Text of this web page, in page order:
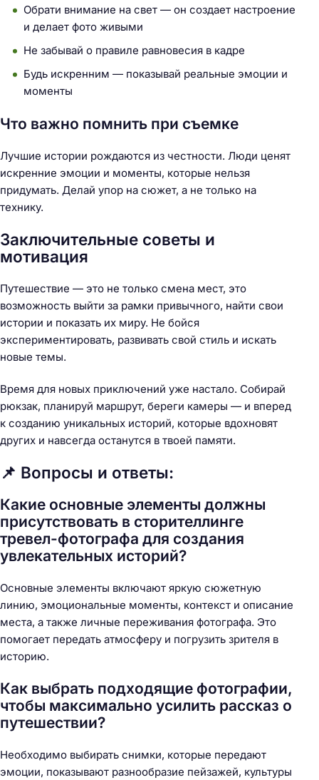
Обрати внимание на свет — он создает настроение
и делает фото живыми
Не забывай о правиле равновесия в кадре
Будь искренним — показывай реальные эмоции и
моменты
Что важно помнить при съемке
Лучшие истории рождаются из честности. Люди ценят
искренние эмоции и моменты, которые нельзя
придумать. Делай упор на сюжет, а не только на
технику.
Заключительные советы и
мотивация
Путешествие — это не только смена мест, это
возможность выйти за рамки привычного, найти свои
истории и показать их миру. Не бойся
экспериментировать, развивать свой стиль и искать
новые темы.
Время для новых приключений уже настало. Собирай
рюкзак, планируй маршрут, береги камеры — и вперед
к созданию уникальных историй, которые вдохновят
других и навсегда останутся в твоей памяти.
📌 Вопросы и ответы:
Какие основные элементы должны
присутствовать в сторителлинге
тревел-фотографа для создания
увлекательных историй?
Основные элементы включают яркую сюжетную
линию, эмоциональные моменты, контекст и описание
места, а также личные переживания фотографа. Это
помогает передать атмосферу и погрузить зрителя в
историю.
Как выбрать подходящие фотографии,
чтобы максимально усилить рассказ о
путешествии?
Необходимо выбирать снимки, которые передают
эмоции, показывают разнообразие пейзажей, культуры